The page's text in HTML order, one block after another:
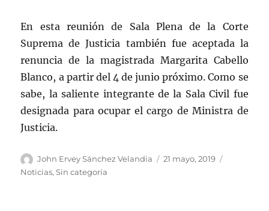
En esta reunión de Sala Plena de la Corte
Suprema de Justicia también fue aceptada la
renuncia de la magistrada Margarita Cabello
Blanco, a partir del 4 de junio próximo. Como se
sabe, la saliente integrante de la Sala Civil fue
designada para ocupar el cargo de Ministra de
Justicia.
Autor
John Ervey Sánchez Velandia
Publicado
21 mayo, 2019
Noticias,Sin categoría